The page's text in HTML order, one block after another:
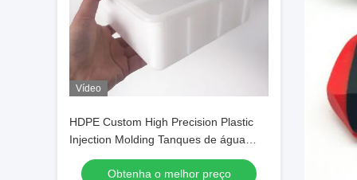
Vídeo
HDPE Custom High Precision Plastic
Injection Molding Tanques de água
segura para alimentos
Obtenha o melhor preço